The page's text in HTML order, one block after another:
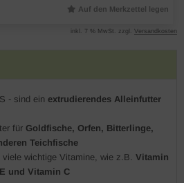
Auf den Merkzettel legen
inkl. 7 % MwSt. zzgl. Versandkosten
- sind ein extrudierendes Alleinfutter
für Goldfische, Orfen, Bitterlinge,
Teichfische
wichtige Vitamine, wie z.B. Vitamin
und Vitamin C